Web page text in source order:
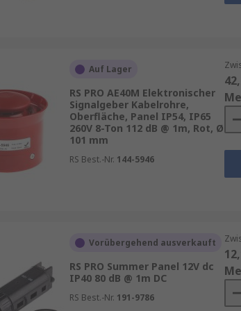
von Alarmkreisläufen und
Langlebigkeit zu gewährleisten, und
Funktionsweise und
erzeugen Töne wie Glocken, Summer,
werden.
Geräten wie Mikrowellen zum
in kritischen Situationen auf Gefahren
Nachrichten oder
Auf Lager
RS PRO AE40M Elektronischer
Signalgeber Kabelrohre,
Oberfläche, Panel IP54, IP65
260V 8-Ton 112 dB @ 1m, Rot, Ø
101 mm
RS Best.-Nr. 144-5946
Vorübergehend ausverkauft
RS PRO Summer Panel 12V dc
IP40 80 dB @ 1m DC
RS Best.-Nr. 191-9786